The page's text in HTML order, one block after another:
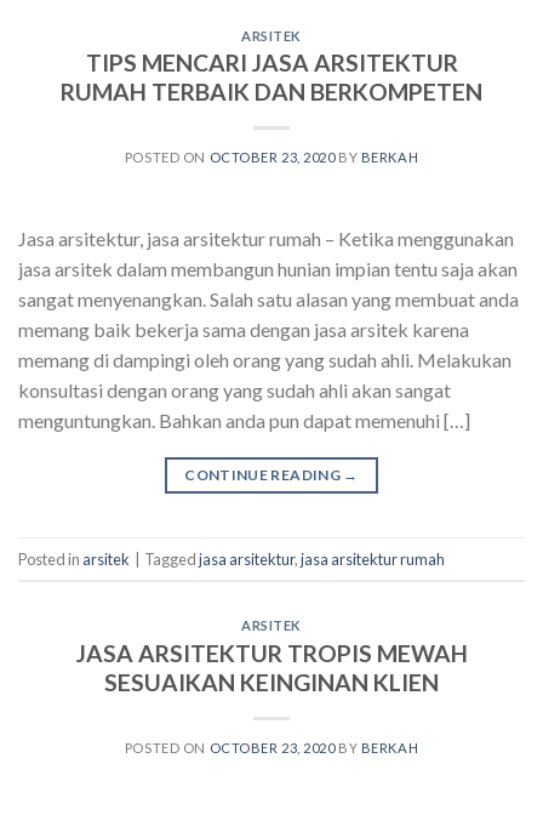
ARSITEK
TIPS MENCARI JASA ARSITEKTUR
RUMAH TERBAIK DAN BERKOMPETEN
POSTED ON OCTOBER 23, 2020 BY BERKAH
Jasa arsitektur, jasa arsitektur rumah – Ketika menggunakan
jasa arsitek dalam membangun hunian impian tentu saja akan
sangat menyenangkan. Salah satu alasan yang membuat anda
memang baik bekerja sama dengan jasa arsitek karena
memang di dampingi oleh orang yang sudah ahli. Melakukan
konsultasi dengan orang yang sudah ahli akan sangat
menguntungkan. Bahkan anda pun dapat memenuhi […]
CONTINUE READING →
Posted in arsitek Taggedjasa arsitektur,jasa arsitektur rumah
ARSITEK
JASA ARSITEKTUR TROPIS MEWAH
SESUAIKAN KEINGINAN KLIEN
POSTED ON OCTOBER 23, 2020 BY BERKAH